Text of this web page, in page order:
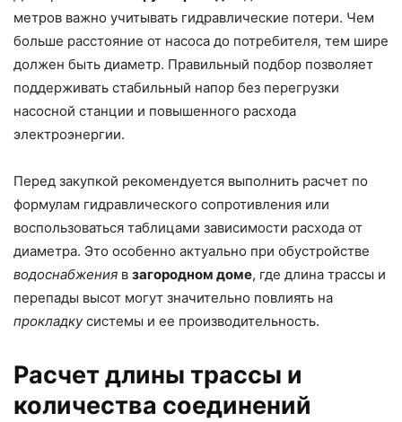
метров важно учитывать гидравлические потери. Чем
больше расстояние от насоса до потребителя, тем шире
должен быть диаметр. Правильный подбор позволяет
поддерживать стабильный напор без перегрузки
насосной станции и повышенного расхода
электроэнергии.
Перед закупкой рекомендуется выполнить расчет по
формулам гидравлического сопротивления или
воспользоваться таблицами зависимости расхода от
диаметра. Это особенно актуально при обустройстве
водоснабжения в загородном доме, где длина трассы и
перепады высот могут значительно повлиять на
прокладкусистемы и ее производительность.
Расчет длины трассы и
количества соединений